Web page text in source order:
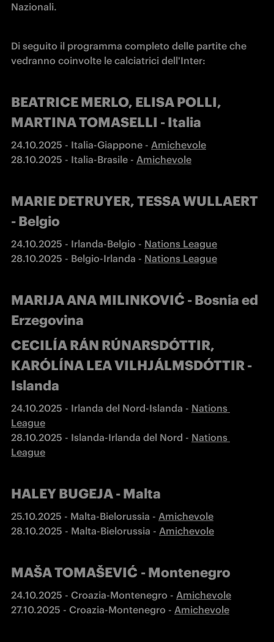
Nazionali.
Di seguito il programma completo delle partite che
vedranno coinvolte le calciatrici dell'Inter:
BEATRICE MERLO, ELISA POLLI,
MARTINA TOMASELLI - Italia
24.10.2025 - Italia-Giappone -
28.10.2025 - Italia-Brasile - Amichevole
MARIE DETRUYER, TESSA WULLAERT
- Belgio
24.10.2025 - Irlanda-Belgio -
28.10.2025 - Belgio-Irlanda - Nations League
MARIJA ANA MILINKOVIĆ - Bosnia ed
Erzegovina
CECILÍA RÁN RÚNARSDÓTTIR,
KARÓLÍNA LEA VILHJÁLMSDÓTTIR -
Islanda
24.10.2025 - Irlanda del Nord-Islanda - Nations
28.10.2025 - Islanda-Irlanda del Nord - Nations
League
HALEY BUGEJA - Malta
25.10.2025 - Malta-Bielorussia -
28.10.2025 - Malta-Bielorussia - Amichevole
MAŠA TOMAŠEVIĆ - Montenegro
24.10.2025 - Croazia-Montenegro -
27.10.2025 - Croazia-Montenegro - Amichevole